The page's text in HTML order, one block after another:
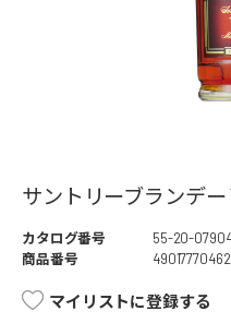
サントリーブランデ
カタログ番号
55-20-
商品番号
マイリストに登録する